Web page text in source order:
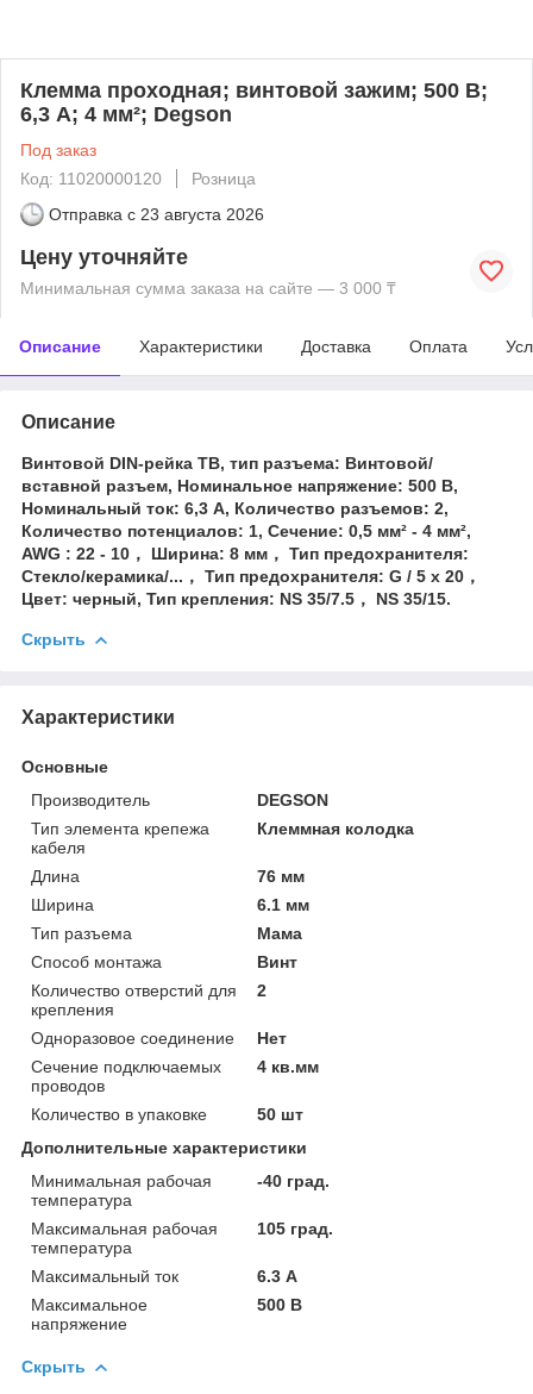
Клемма проходная; винтовой зажим; 500 В;
6,3 А; 4 мм²; Degson
Под заказ
Код: 11020000120
Розница
Отправка с 23 августа 2026
Цену уточняйте
Минимальная сумма заказа на сайте — 3 000 ₸
Описание Характеристики Доставка Оплата
Описание
Винтовой DIN-рейка TB, тип разъема: Винтовой/
вставной разъем, Номинальное напряжение: 500 В,
Номинальный ток: 6,3 А, Количество разъемов: 2,
Количество потенциалов: 1, Сечение: 0,5 мм² - 4 мм²,
AWG : 22 - 10， Ширина: 8 мм， Тип предохранителя:
Стекло/керамика/...， Тип предохранителя: G / 5 x 20，
Цвет: черный, Тип крепления: NS 35/7.5， NS 35/15.
Скрыть
Характеристики
Основные
Производитель
DEGSON
Тип элемента крепежа
кабеля
Клеммная колодка
Длина
76 мм
Ширина
6.1 мм
Тип разъема
Мама
Способ монтажа
Винт
Количество отверстий для
крепления
2
Одноразовое соединение
Нет
Сечение подключаемых
проводов
4 кв.мм
Количество в упаковке
50 шт
Дополнительные характеристики
Минимальная рабочая
температура
-40 град.
Максимальная рабочая
температура
105 град.
Максимальный ток
6.3 А
Максимальное
напряжение
500 В
Скрыть